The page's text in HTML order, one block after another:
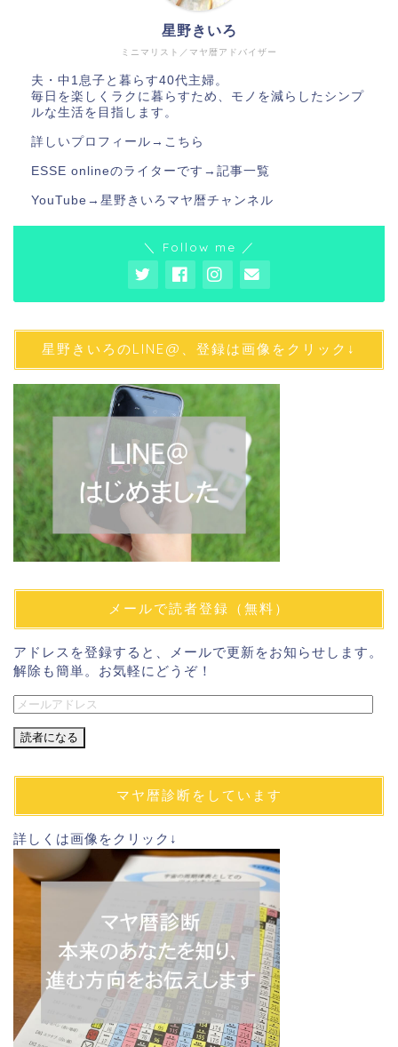
ミニマリスト／マヤ暦アドバイザー
星野きいろ
夫・中1息子と暮らす40代主婦。
毎日を楽しくラクに暮らすため、モノを減らしたシンプ
ルな生活を目指します。
詳しいプロフィール→ こちら
ESSE onlineのライターです→ 記事一覧
YouTube→ 星野きいろマヤ暦チャンネル
＼ Follow me ／
星野きいろのLINE@、登録は画像をクリック↓
メールで読者登録（無料）
アドレスを登録すると、メールで更新をお知らせします。
解除も簡単。お気軽にどうぞ！
メ
ル
ド
ス
マヤ暦診断をしています
詳しくは画像をクリック↓